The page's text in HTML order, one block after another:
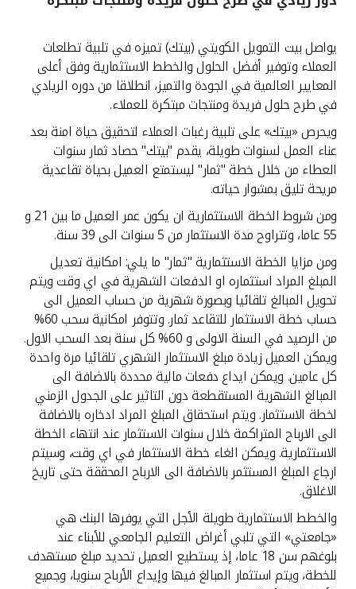
أدوات وخدمات
خدمات ما بعد البيع
اتصل بنا
مواقع الفروع وأجهزة الصرف الآلي
ألمانيا
ماليزيا
تركيا
مصر
المملكة المتحدة
مملكة البحرين
يواصل بيت التمويل الكويتي (بيتك) تميزه في تلبية تطلعات
العملاء وتوفير أفضل الحلول والخطط الاستثمارية وفق أعلى
المعايير العالمية في الجودة والتميز، انطلاقا من دوره الريادي
في طرح حلول فريدة ومنتجات مبتكرة للعملاء.
ويحرص «بيتك» على تلبية رغبات العملاء لتحقيق حياة امنة بعد
عناء العمل لسنوات طويلة، يقدم "بيتك" حصاد ثمار سنوات
العطاء من خلال خطة "ثمار" ليستمتع العميل بحياة تقاعدية
مريحة تليق بمشوار حياته.
ومن شروط الخطة الاستثمارية ان يكون عمر العميل ما بين 21 و
55 عاما، وتتراوح مدة الاستثمار من 5 سنوات الى 39 سنة.
ومن مزايا الخطة الاستثمارية "ثمار" ما يلي: امكانية تعديل
المبلغ المراد استثماره او الدفعات الشهرية في اي وقت ويتم
تحويل المبالغ تلقائيا وبصورة شهرية من حساب العميل الى
حساب خطة الاستثمار للتقاعد ثمار. وتتوفر امكانية سحب 60%
من الرصيد في السنة الاولى و 60% كل سنة بعد السحب الاول.
ويمكن العميل زيادة مبلغ الاستثمار الشهري تلقائيا مرة واحدة
كل عامين. ويمكن ايداع دفعات مالية محددة بالاضافة الى
المبالغ الشهرية المستقطعة دون التاثير على الجدول الزمني
لخطة الاستثمار. ويتم استحقاق المبلغ المراد ادخاره بالاضافة
الى الارباح المتراكمة خلال سنوات الاستثمار عند انتهاء الخطة
الاستثمارية. ويمكن الغاء خطة الاستثمار في اي وقت، وسيتم
ارجاع المبلغ المستثمر بالاضافة الى الارباح المحققة حتى تاريخ
الاغلاق.
والخطط الاستثمارية طويلة الأجل التي يوفرها البنك هي
«جامعتي» التي تلبي أغراض التعليم الجامعي للأبناء عند
بلوغهم سن 18 عاما، إذ يستطيع العميل تحديد مبلغ مستهدف
للخطة، ويتم استثمار المبالغ فيها وإيداع الأرباح سنويا، وجميع